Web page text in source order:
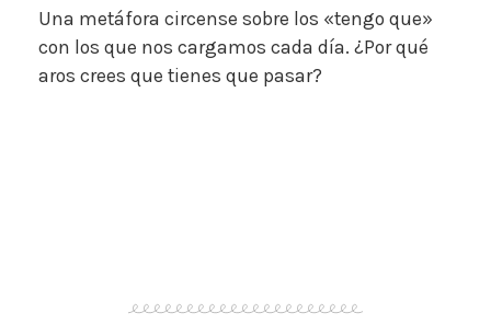
Una metáfora circense sobre los «tengo que»
con los que nos cargamos cada día. ¿Por qué
aros crees que tienes que pasar?